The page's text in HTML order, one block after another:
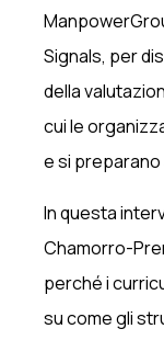
Signals, per
della
cui le
e si
In questa
Chamorro-
perché i
su come gli